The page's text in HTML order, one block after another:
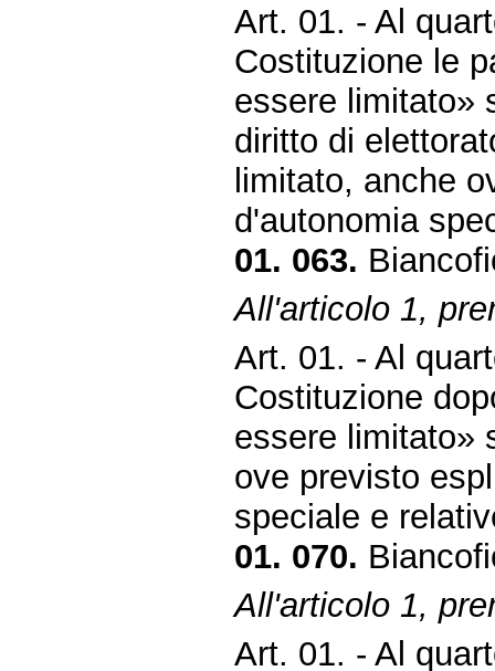
Art. 01. - Al
Costituzione le
essere limitato»
diritto di
limitato, anche
d'autonomia
01. 063.
All'articolo 1,
Art. 01. - Al
Costituzione
essere limitato»
ove previsto
speciale e
01. 070.
All'articolo 1,
Art. 01. - Al